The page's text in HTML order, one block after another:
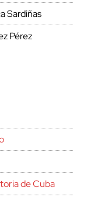
Sardiñas
Pérez
de Cuba